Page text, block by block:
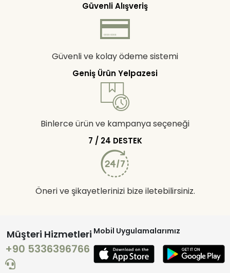
Güvenli Alışveriş
Güvenli ve kolay ödeme sistemi
Geniş Ürün Yelpazesi
Binlerce ürün ve kampanya seçeneği
7 / 24 DESTEK
Öneri ve şikayetlerinizi bize iletebilirsiniz.
Müşteri Hizmetleri
+90 5336396766
Mobil Uygulamalarımız